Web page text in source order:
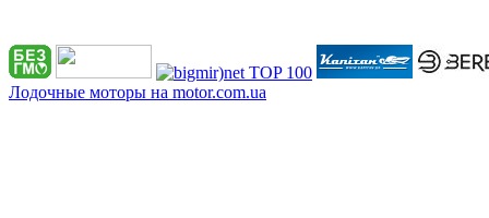
Лодочные моторы на motor.com.ua